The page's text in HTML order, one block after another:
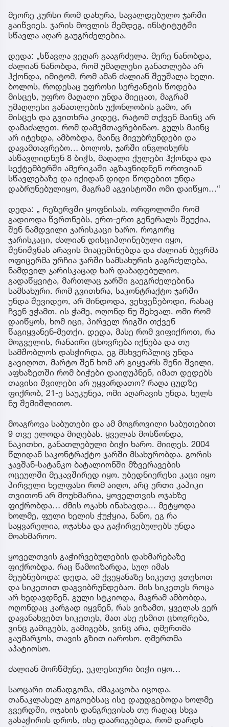
მეორე კურსი რომ დახურა, სავალდებულო ჯარში
გაიწვიეს. ჯარის მოვლის შემდეგ, ინსტიტუტში
სწავლა აღარ გაუგრძელებია.
დედა: „სწავლა ვეღარ გააგრძელა. მერე ნანობდა,
ძალიან ნანობდა, რომ უმაღლესი განათლება არ
ჰქონდა, იმიტომ, რომ ამან ძალიან შეუშალა ხელი.
ბოლოს, როდესაც უფროსი სერჟანტის წოდება
მისცეს, უფრო მაღალი უნდა მიეცათ, მაგრამ
უმაღლესი განათლების უქონლობის გამო, არ
მისცეს და გვითხრა კიდეც, რატომ თქვენ მაინც არ
დამაძალეთ, რომ დამემთავრებინაო. გულს მაინც
არ იტეხდა, ამბობდა, მაინც მივუბრუნდები და
დავამთავრებო… ბოლოს, ჯარში ინგლისურს
ასწავლიდნენ 8 ბიჭს, მაღალი ქულები ჰქონდა და
სექტემბერში ამერიკაში აგზავნიდნენ ორთვიან
სწავლებაზე და იქიდან დიდი წოდებით უნდა
დაბრუნებულიყო, მაგრამ აგვისტოში ომი დაიწყო…“
დედა: „ რეზერვში ყოფნისას, ორფოლოში რომ
გადიოდა წვრთნებს, ერთ-ერთ გენერალს შეუქია,
შენ ნამდვილი ჯარისკაცი ხარო. როგორც
ჯარისკაცი, ძალიან დისციპლინებული იყო,
შენიშვნას არავის მიაცემინებდა და ძალიან ბევრმა
ოფიცერმა ურჩია ჯარში სამსახურის გაგრძელება,
ნამდვილ ჯარისკაცად ხარ დაბადებულიო,
გადაწყვიტა, მართლაც ჯარში გაეგრძელებინა
სამსახური. რომ გვითხრა, საკონტრაქტო ჯარში
უნდა შევიდეო, არ მინდოდა, ვეხვეწებოდი, რასაც
ჩვენ ვჭამთ, ის ჭამე, ოღონდ ნუ შეხვალ, ომი რომ
დაიწყოს, ხომ იცი, პირველ რიგში თქვენ
წაგიყვანენ-მეთქი. დედა, მასე რომ ვიფიქროთ, რა
მოგველის, რანაირი ცხოვრება იქნება და თუ
სამშობლოს დასჭირდა, ეგ მსხვერპლიც უნდა
გავიღოთ, მარტო შენ ხომ არ გიყვარს შენი შვილი,
აფხაზეთში რომ ბიჭები დაიღუპნენ, იმათ დედებს
თავისი შვილები არ უყვარდათო? რაღა ცუდზე
ფიქრობ, 21-ე საუკუნეა, ომი აღარავის უნდა, ხელს
ნუ შემიშლითო.
მოაგროვა საბუთები და ამ მოგროვილი საბუთებით
9 თვე ელოდა მიღებას. ყველას მოსწონდა,
ნაკითხი, განათლებული ბიჭი ხარო. მიიღეს. 2004
წლიდან საკონტრაქტო ჯარში მსახურობდა. გორის
ჯავშან-სატანკო ბატალიონში მზვერავების
ოცეულში მეკავშირედ იყო. უბედნიერესი კაცი იყო
პირველი ხელფასი რომ აიღო, არც ერთი კაპიკი
თვითონ არ მოუხმარია, ყოველთვის ოჯახზე
ფიქრობდა… ძმის ოჯახს ინახავდა… მეტყოდა
ხოლმე, ფული ხელის ჭუჭყია, ნანო, ეგ რა
საყვარელია, ოჯახსა და გაჭირვებულებს უნდა
მოახმაროო.
ყოველთვის გაჭირვებულების დახმარებაზე
ფიქრობდა. რაც წამოიზარდა, სულ იმას
მეუბნებოდა: დედა, ამ ქვეყანაზე სიკეთე ვთესოთ
და სიკეთით დაგვიბრუნდებაო. მის სიკეთეს როცა
არ ხედავდნენ, გული სტკიოდა, მაგრამ ამბობდა,
ოღონდაც კარგად იყვნენ, რას ვიზამთ, ყველას ვერ
დავანახვებთ სიკეთეს, მათ ასე ესმით ცხოვრება,
ვინც გამიგებს, გამიგებს, ვინც არა, ღმერთმა
გაუმარჯოს, თავის გზით იაროსო. ღმერთმა
აპატიოსო.
ძალიან მორწმუნე, ეკლესიური ბიჭი იყო…
საოცარი თანადგომა, ძმაკაცობა იცოდა.
თანაკლასელ გოგოებსაც ისე დაუდგებოდა ხოლმე
გვერდში, ოჯახის დანგრევისას თუ რაღაც სხვა
გასაჭირის დროს, ისე დაარიგებდა, რომ დარდს